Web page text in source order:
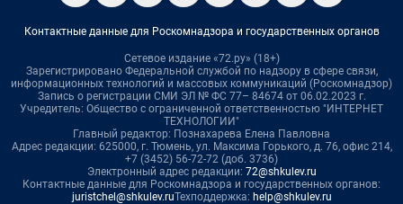
Контактные данные для Роскомнадзора и государственных органов
Сетевое издание «72.ру» (18+)
Зарегистрировано Федеральной службой по надзору в сфере связи,
информационных технологий и массовых коммуникаций (Роскомнадзор)
Запись о регистрации СМИ ЭЛ № ФС 77– 84674 от 06.02.2023 г.
Учредитель: Общество с ограниченной ответственностью "ИНТЕРНЕТ
ТЕХНОЛОГИИ"
Главный редактор: Познахарева Елена Павловна
Адрес редакции: 625000, г. Тюмень, ул. Максима Горького, д. 76, офис 214,
+7 (3452) 56-72-72 (доб. 3736)
Электронный адрес редакции: 72@shkulev.ru
Контактные данные для Роскомнадзора и государственных органов:
juristchel@shkulev.ruТехподдержка: help@shkulev.ru